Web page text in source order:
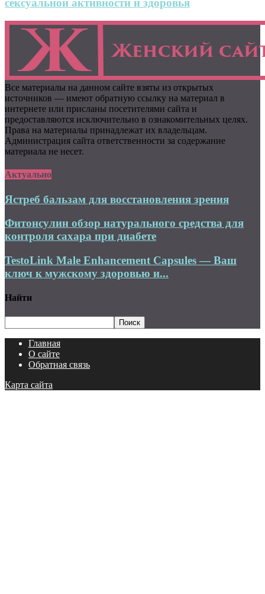
сексуальной активности и здоровья
Все материалы на данном сайте взяты из открытых
источников — имеют обратную ссылку на материал в
интернете или присланы посетителями сайта и
предоставляются исключительно в ознакомительных целях.
Права на материалы принадлежат их владельцам.
Администрация сайта ответственности за содержание
материала не несет.
Актуально
Ястреб бальзам для восстановления зрения
Фитонсулин обзор натурального средства для
контроля сахара при диабете
TestoLink Male Enhancement Capsules — Ваш
ключ к мужскому здоровью и...
Найти
Главная
О сайте
Обратная связь
Карта сайта